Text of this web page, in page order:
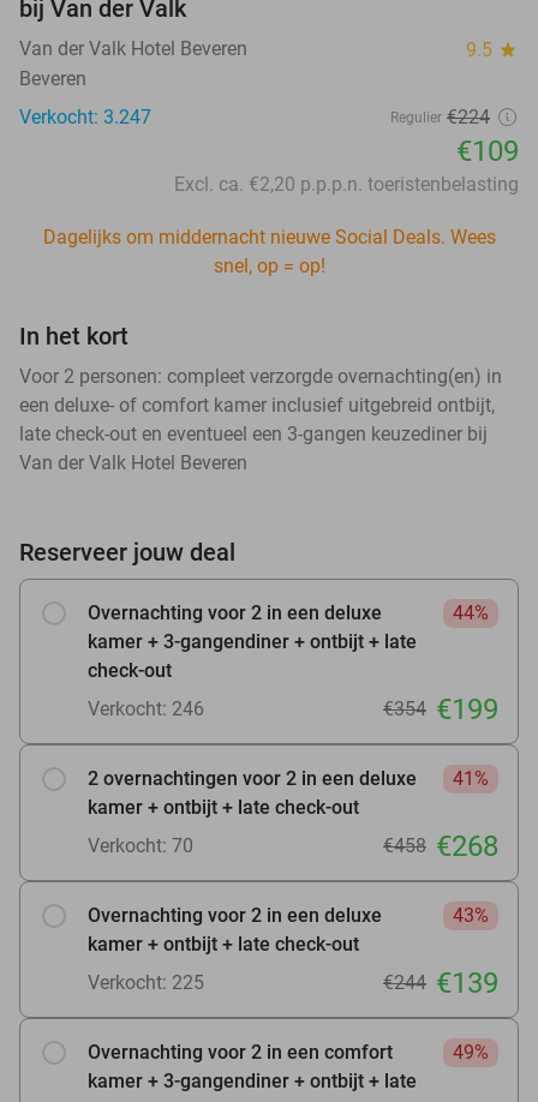
bij Van der Valk
Van der Valk Hotel Beveren 9.5 star
Beveren
Verkocht: 3.247
Regulier €224
€109
Excl. ca. €2,20 p.p.p.n. toeristenbelasting
Dagelijks om middernacht nieuwe Social Deals. Wees
snel, op = op!
In het kort
Voor 2 personen: compleet verzorgde overnachting(en) in
een deluxe- of comfort kamer inclusief uitgebreid ontbijt,
late check-out en eventueel een 3-gangen keuzediner bij
Van der Valk Hotel Beveren
Reserveer jouw deal
Overnachting voor 2 in een deluxe
kamer + 3-gangendiner + ontbijt + late
check-out
44%
Verkocht: 246 €354 €199
2 overnachtingen voor 2 in een deluxe
kamer + ontbijt + late check-out
41%
Verkocht: 70 €458 €268
Overnachting voor 2 in een deluxe
kamer + ontbijt + late check-out
43%
Verkocht: 225 €244 €139
Overnachting voor 2 in een comfort
kamer + 3-gangendiner + ontbijt + late
49%